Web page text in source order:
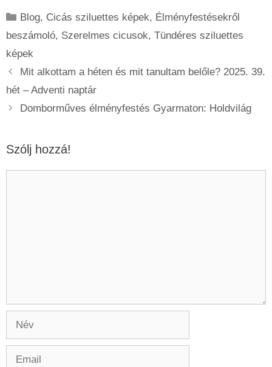
Kategória
Blog, Cicás sziluettes képek, Élményfestésekről
beszámoló, Szerelmes cicusok, Tündéres sziluettes
képek
Mit alkottam a héten és mit tanultam belőle? 2025. 39.
hét – Adventi naptár
Domborműves élményfestés Gyarmaton: Holdvilág
Szólj hozzá!